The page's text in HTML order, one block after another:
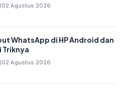
02 Agustus 2026
WhatsApp di HP Android dan
Triknya
02 Agustus 2026